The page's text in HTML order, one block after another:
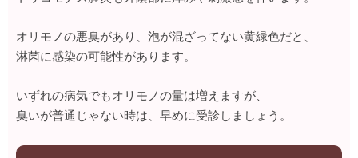
オリモノの悪臭があり、泡が混ざってない黄緑色だと、
淋菌に感染の可能性があります。
いずれの病気でもオリモノの量は増えますが、
臭いが普通じゃない時は、早めに受診しましょう。